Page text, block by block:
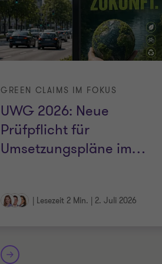
UWG 2026: Neue
Prüfpflicht für
Umsetzungspläne im…
GREEN CLAIMS IM FOKUS
| Lesezeit 2 Min. | 2. Juli 2026